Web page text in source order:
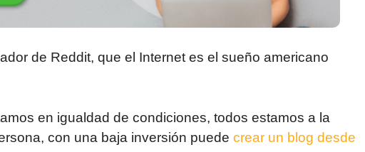
de Reddit, que el Internet es el sueño americano
en igualdad de condiciones, todos estamos a la
con una baja inversión puede crear un blog desde